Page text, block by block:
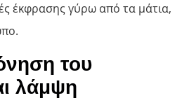
έκφρασης γύρω από τα μάτια,
του
λάμψη